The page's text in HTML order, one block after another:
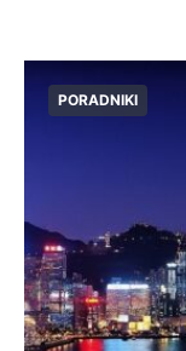
PORADNIKI